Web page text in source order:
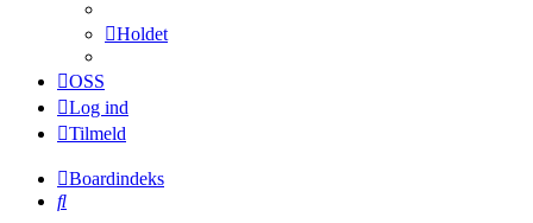
Holdet
OSS
Log ind
Tilmeld
Boardindeks
Søg